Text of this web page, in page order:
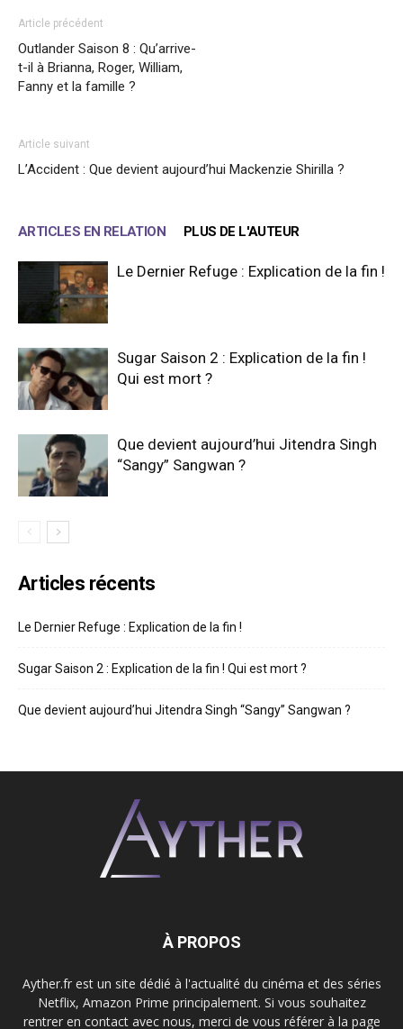
Article précédent
Outlander Saison 8 : Qu’arrive-
t-il à Brianna, Roger, William,
Fanny et la famille ?
Article suivant
L’Accident : Que devient aujourd’hui Mackenzie Shirilla ?
ARTICLES EN RELATION PLUS DE L'AUTEUR
Le Dernier Refuge : Explication de la fin !
Sugar Saison 2 : Explication de la fin !
Qui est mort ?
Que devient aujourd’hui Jitendra Singh
“Sangy” Sangwan ?
Articles récents
Le Dernier Refuge : Explication de la fin !
Sugar Saison 2 : Explication de la fin ! Qui est mort ?
Que devient aujourd’hui Jitendra Singh “Sangy” Sangwan ?
À PROPOS
Ayther.fr est un site dédié à l'actualité du cinéma et des séries
Netflix, Amazon Prime principalement. Si vous souhaitez
rentrer en contact avec nous, merci de vous référer à la page